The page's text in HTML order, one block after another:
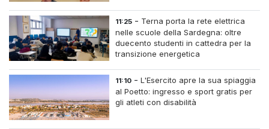
11:25 - Terna porta la rete elettrica
nelle scuole della Sardegna: oltre
duecento studenti in cattedra per la
transizione energetica
11:10 -L'Esercito apre la sua spiaggia
al Poetto: ingresso e sport gratis per
gli atleti con disabilità